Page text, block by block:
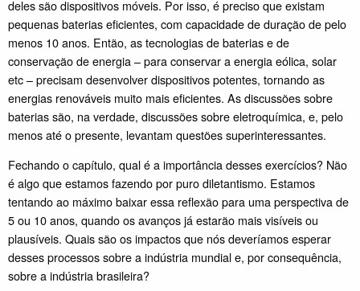
deles são dispositivos móveis. Por isso, é preciso que existam
pequenas baterias eficientes, com capacidade de duração de pelo
menos 10 anos. Então, as tecnologias de baterias e de
conservação de energia – para conservar a energia eólica, solar
etc – precisam desenvolver dispositivos potentes, tornando as
energias renováveis muito mais eficientes. As discussões sobre
baterias são, na verdade, discussões sobre eletroquímica, e, pelo
menos até o presente, levantam questões superinteressantes.
Fechando o capítulo, qual é a importância desses exercícios? Não
é algo que estamos fazendo por puro diletantismo. Estamos
tentando ao máximo baixar essa reflexão para uma perspectiva de
5 ou 10 anos, quando os avanços já estarão mais visíveis ou
plausíveis. Quais são os impactos que nós deveríamos esperar
desses processos sobre a indústria mundial e, por consequência,
sobre a indústria brasileira?